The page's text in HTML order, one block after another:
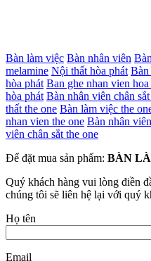
Bàn làm việc Bàn nhân viên
melamine Nội thất hòa phát Bàn
hòa phát Ban ghe nhan vien hoa
hòa phát Bàn nhân viên chân
thất the one Bàn làm việc the
nhan vien the one Bàn nhân
viên chân sắt the one
Để đặt mua sản phẩm: BÀN
Quý khách hàng vui lòng điền
chúng tôi sẽ liên hệ lại với quý
Họ tên
Email